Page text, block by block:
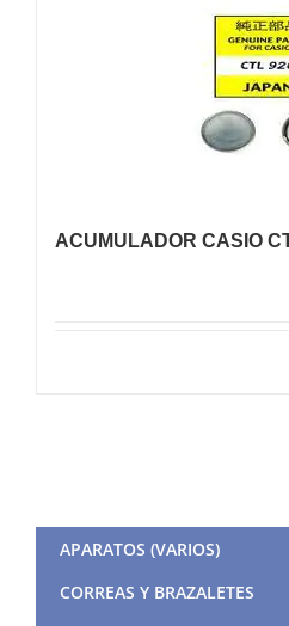
ACUMULADOR CASIO
APARATOS (VARIOS)
CORREAS Y BRAZALETES